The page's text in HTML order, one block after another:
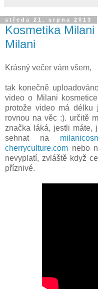
středa 21. srpna 2013
Kosmetika
Milani
Krásný večer vám všem,
tak konečně
video o Milani
protože video má
rovnou na věc :). určitě
značka láká, jestli máte,
sehnat na
cherryculture.com nebo
nevyplatí, zvláště když
příznivé.